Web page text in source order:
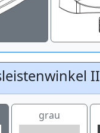
II
grau